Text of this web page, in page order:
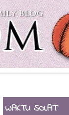
WAKTU SOLAT